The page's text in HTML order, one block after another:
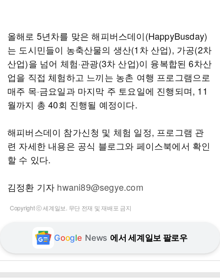
올해로 5년차를 맞은 해피버스데이(HappyBusday)
는 도시민들이 농축산물의 생산(1차 산업), 가공(2차
산업)을 넘어 체험·관광(3차 산업)이 융복합된 6차산
업을 직접 체험하고 느끼는 농촌 여행 프로그램으로
매주 목·금요일과 마지막 주 토요일에 진행되며, 11
월까지 총 40회 진행될 예정이다.
해피버스데이 참가신청 및 체험 일정, 프로그램 관
련 자세한 내용은 공식 블로그와 페이스북에서 확인
할 수 있다.
김정환 기자 hwani89@segye.com
Copyright ⓒ 세계일보. 무단 전재 및 재배포 금지
Google News 에서 세계일보 팔로우